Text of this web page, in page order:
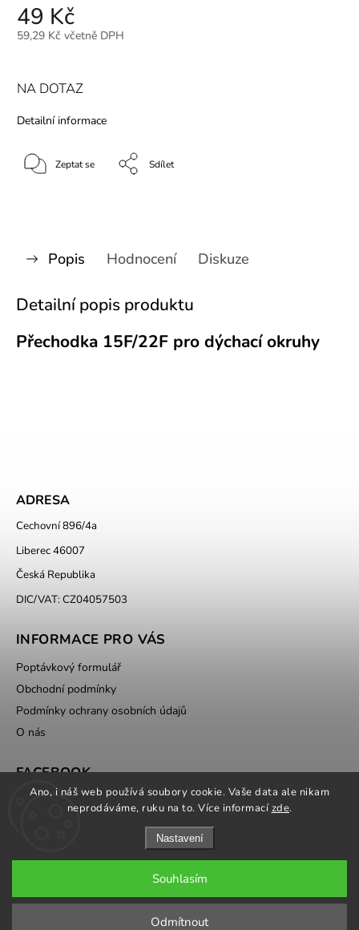
Ano, i náš web používá soubory cookie. Vaše data ale nikam
neprodáváme, ruku na to. Více informacízde.
Nastavení
Odmítnout
Souhlasím
49 Kč
59,29 Kč včetně DPH
NA DOTAZ
Detailní informace
Zeptat se Sdílet
Popis Hodnocení Diskuze
Detailní popis produktu
Přechodka 15F/22F pro dýchací okruhy
ADRESA
Cechovní 896/4a
Liberec 46007
Česká Republika
DIC/VAT: CZ04057503
INFORMACE PRO VÁS
Poptávkový formulář
Obchodní podmínky
Podmínky ochrany osobních údajů
O nás
FACEBOOK
Copyright 2026ATOMVET.CZ. Všechna práva vyhrazena.